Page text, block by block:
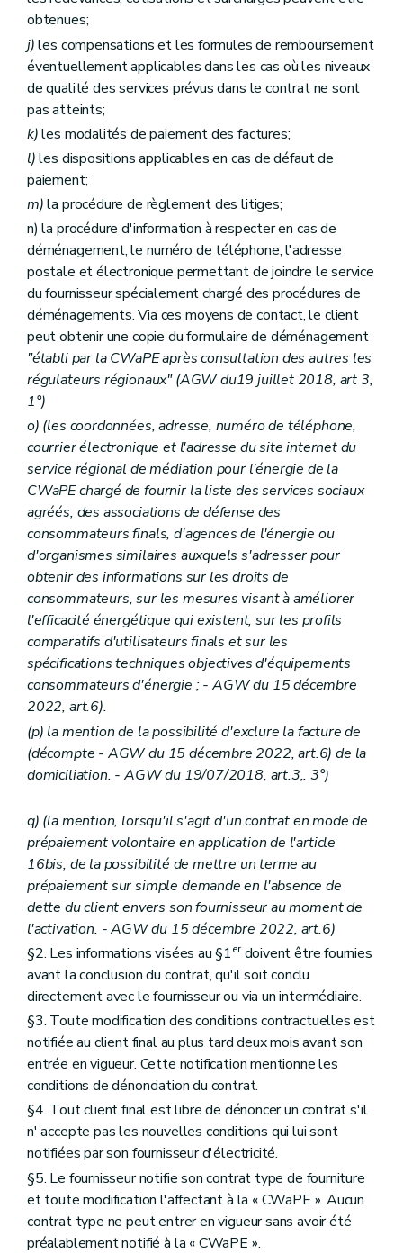
obtenues;
j)les compensations et les formules de remboursement
éventuellement applicables dans les cas où les niveaux
de qualité des services prévus dans le contrat ne sont
pas atteints;
k)les modalités de paiement des factures;
l)les dispositions applicables en cas de défaut de
paiement;
m)la procédure de règlement des litiges;
n) la procédure d'information à respecter en cas de
déménagement, le numéro de téléphone, l'adresse
postale et électronique permettant de joindre le service
du fournisseur spécialement chargé des procédures de
déménagements. Via ces moyens de contact, le client
peut obtenir une copie du formulaire de déménagement
"établi par la CWaPE après consultation des autres les
régulateurs régionaux" (AGW du19 juillet 2018, art 3,
1°)
o) (les coordonnées, adresse, numéro de téléphone,
courrier électronique et l'adresse du site internet du
service régional de médiation pour l'énergie de la
CWaPE chargé de fournir la liste des services sociaux
agréés, des associations de défense des
consommateurs finals, d'agences de l'énergie ou
d'organismes similaires auxquels s'adresser pour
obtenir des informations sur les droits de
consommateurs, sur les mesures visant à améliorer
l'efficacité énergétique qui existent, sur les profils
comparatifs d'utilisateurs finals et sur les
spécifications techniques objectives d'équipements
consommateurs d'énergie ; - AGW du 15 décembre
2022, art.6).
(p) la mention de la possibilité d'exclure la facture de
(décompte - AGW du 15 décembre 2022, art.6) de la
domiciliation. - AGW du 19/07/2018, art.3,. 3°)
q) (la mention, lorsqu'il s'agit d'un contrat en mode de
prépaiement volontaire en application de l'article
16bis, de la possibilité de mettre un terme au
prépaiement sur simple demande en l'absence de
dette du client envers son fournisseur au moment de
l'activation. - AGW du 15 décembre 2022, art.6)
§2. Les informations visées au §1erdoivent être fournies
avant la conclusion du contrat, qu'il soit conclu
directement avec le fournisseur ou via un intermédiaire.
§3. Toute modification des conditions contractuelles est
notifiée au client final au plus tard deux mois avant son
entrée en vigueur. Cette notification mentionne les
conditions de dénonciation du contrat.
§4. Tout client final est libre de dénoncer un contrat s'il
n' accepte pas les nouvelles conditions qui lui sont
notifiées par son fournisseur d'électricité.
§5. Le fournisseur notifie son contrat type de fourniture
et toute modification l'affectant à la « CWaPE ». Aucun
contrat type ne peut entrer en vigueur sans avoir été
préalablement notifié à la « CWaPE ».